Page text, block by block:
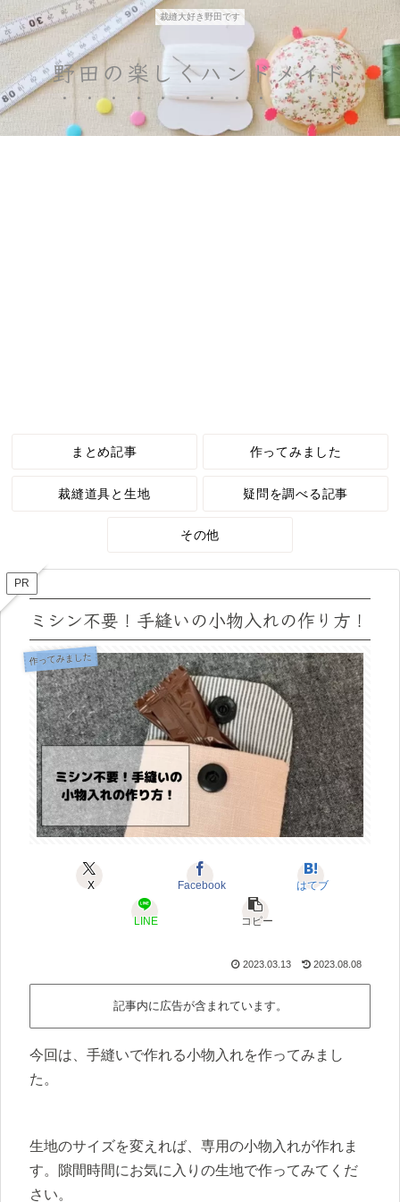
裁縫大好き野田です
野田の楽しくハンドメイド
まとめ記事 作ってみました
裁縫道具と生地 疑問を調べる記事
その他
PR
ミシン不要！手縫いの小物入れの作り方！
作ってみました
X Facebook はてブ
LINE コピー
2023.03.13 2023.08.08
記事内に広告が含まれています。
今回は、手縫いで作れる小物入れを作ってみまし
た。
生地のサイズを変えれば、専用の小物入れが作れま
す。隙間時間にお気に入りの生地で作ってみてくだ
さい。